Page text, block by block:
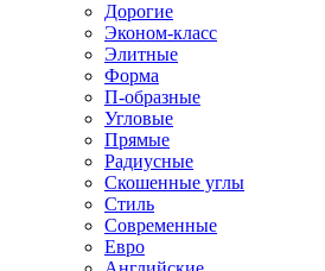
Дорогие
Эконом-класс
Элитные
Форма
П-образные
Угловые
Прямые
Радиусные
Скошенные углы
Стиль
Современные
Евро